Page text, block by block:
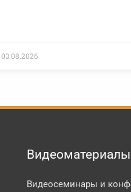
03.08.2026
Видеоматериалы
Видеосеминары и